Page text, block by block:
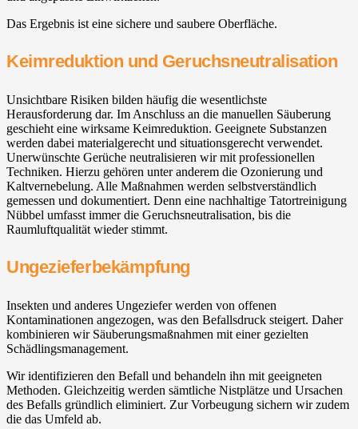
Das Ergebnis ist eine sichere und saubere Oberfläche.
Keimreduktion und Geruchsneutralisation
Unsichtbare Risiken bilden häufig die wesentlichste
Herausforderung dar. Im Anschluss an die manuellen Säuberung
geschieht eine wirksame Keimreduktion. Geeignete Substanzen
werden dabei materialgerecht und situationsgerecht verwendet.
Unerwünschte Gerüche neutralisieren wir mit professionellen
Techniken. Hierzu gehören unter anderem die Ozonierung und
Kaltvernebelung. Alle Maßnahmen werden selbstverständlich
gemessen und dokumentiert. Denn eine nachhaltige Tatortreinigung
Nübbel umfasst immer die Geruchsneutralisation, bis die
Raumluftqualität wieder stimmt.
Ungezieferbekämpfung
Insekten und anderes Ungeziefer werden von offenen
Kontaminationen angezogen, was den Befallsdruck steigert. Daher
kombinieren wir Säuberungsmaßnahmen mit einer gezielten
Schädlingsmanagement.
Wir identifizieren den Befall und behandeln ihn mit geeigneten
Methoden. Gleichzeitig werden sämtliche Nistplätze und Ursachen
des Befalls gründlich eliminiert. Zur Vorbeugung sichern wir zudem
die das Umfeld ab.